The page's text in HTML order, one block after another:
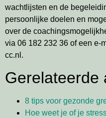
wachtlijsten en de
persoonlijke doelen en
over de
via 06 182 232 36 of een e-
cc.nl.
Gerelateerde
8 tips voor gezonde
Hoe weet je of je